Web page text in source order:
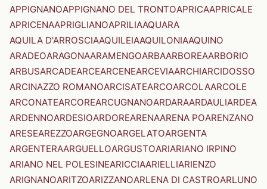
APPIGNANOAPPIGNANO DEL TRONTOAPRICAAPRICALE
APRICENAAPRIGLIANOAPRILIAAQUARA
AQUILA D'ARROSCIAAQUILEIAAQUILONIAAQUINO
ARADEOARAGONAARAMENGOARBAARBOREAARBORIO
ARBUSARCADEARCEARCENEARCEVIAARCHIARCIDOSSO
ARCINAZZO ROMANOARCISATEARCOARCOLAARCOLE
ARCONATEARCOREARCUGNANOARDARAARDAULIARDEA
ARDENNOARDESIOARDOREARENAARENA POARENZANO
ARESEAREZZOARGEGNOARGELATOARGENTA
ARGENTERAARGUELLOARGUSTOARIARIANO IRPINO
ARIANO NEL POLESINEARICCIAARIELLIARIENZO
ARIGNANOARITZOARIZZANOARLENA DI CASTROARLUNO